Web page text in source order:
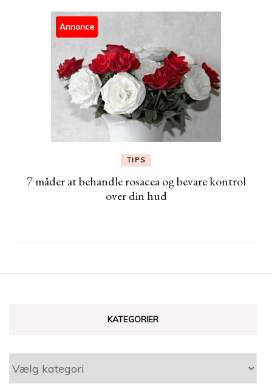
Annonce
TIPS
7 måder at behandle rosacea og bevare kontrol
over din hud
KATEGORIER
Kategorier